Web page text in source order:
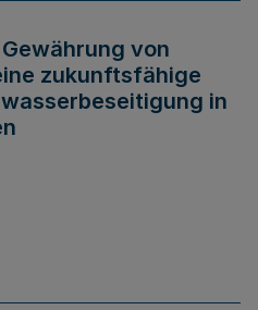
von
zukunftsfähige
in